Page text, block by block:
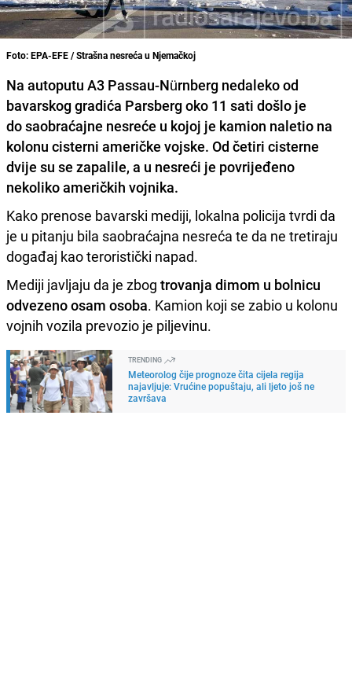
Foto: EPA-EFE / Strašna nesreća u Njemačkoj
Na autoputu A3 Passau-Nürnberg nedaleko od
bavarskog gradića Parsberg oko 11 sati došlo je
do saobraćajne nesreće u kojoj je kamion naletio na
kolonu cisterni američke vojske. Od četiri cisterne
dvije su se zapalile, a u nesreći je povrijeđeno
nekoliko američkih vojnika.
Kako prenose bavarski mediji, lokalna policija tvrdi da
je u pitanju bila saobraćajna nesreća te da ne tretiraju
događaj kao teroristički napad.
Mediji javljaju da je zbog trovanja dimom u bolnicu
odvezeno osam osoba. Kamion koji se zabio u kolonu
vojnih vozila prevozio je piljevinu.
TRENDING
Meteorolog čije prognoze čita cijela regija
najavljuje: Vrućine popuštaju, ali ljeto još ne
završava